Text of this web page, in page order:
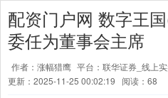
配资门户网 数字王
委任为董事会主席
作者：涨幅猎鹰 平台：联华证券_线上
更新：2025-11-25 00:02:19
阅读：68